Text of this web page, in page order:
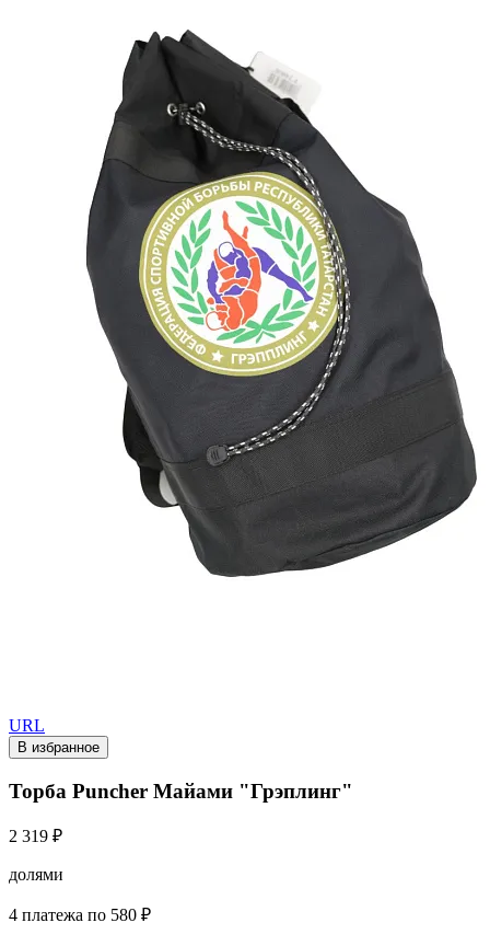
URL
В избранное
Торба Puncher Майами "Грэплинг"
2 319 ₽
долями
4 платежа по 580 ₽